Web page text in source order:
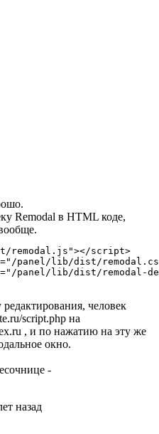
Remodal в HTML коде,
script>
panel/lib/dist/
panel/lib/dist/remodal-
человек
script.php на
, и по нажатию на эту же
окно.
-
назад